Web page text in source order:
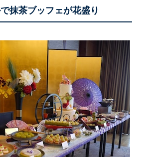
抹茶ブッフェが花盛り